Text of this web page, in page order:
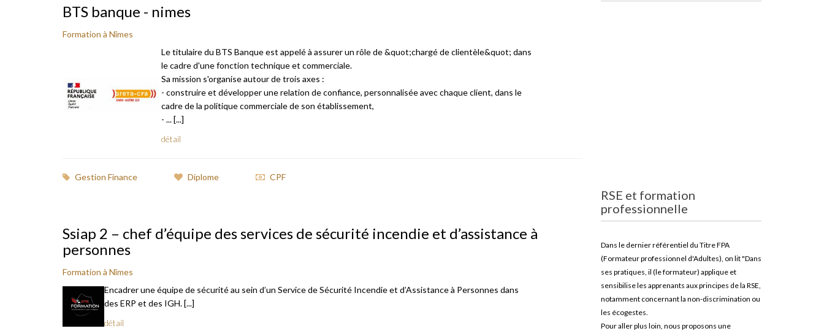
BTS banque - nimes
Formation à Nîmes
Le titulaire du BTS Banque est appelé à assurer un rôle de &quot;chargé de clientèle&quot; dans
le cadre d'une fonction technique et commerciale.
Sa mission s'organise autour de trois axes :
- construire et développer une relation de confiance, personnalisée avec chaque client, dans le
cadre de la politique commerciale de son établissement,
- ... [...]
détail
Gestion Finance Diplome CPF
Ssiap 2 – chef d’équipe des services de sécurité incendie et d’assistance à
personnes
Formation à Nîmes
Encadrer une équipe de sécurité au sein d’un Service de Sécurité Incendie et d’Assistance à Personnes dans
des ERP et des IGH. [...]
détail
RSE et formation
professionnelle
Dans le dernier référentiel du Titre FPA
(Formateur professionnel d'Adultes), on lit "Dans
ses pratiques, il (le formateur) applique et
sensibilise les apprenants aux principes de la RSE,
notamment concernant la non-discrimination ou
les écogestes.
Pour aller plus loin, nous proposons une